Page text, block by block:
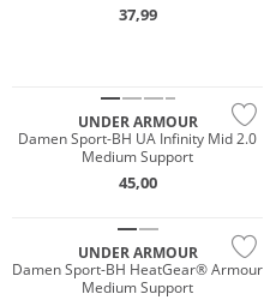
37,99
UNDER ARMOUR
Damen Sport-BH UA Infinity Mid 2.0
Medium Support
45,00
UNDER ARMOUR
Damen Sport-BH HeatGear® Armour
Medium Support